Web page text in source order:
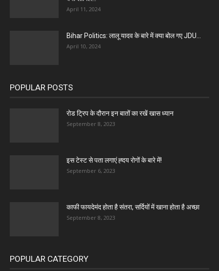
April 11, 2024
Bihar Politics: लालू यादव के बारे में क्या बोल गए JDU...
April 10, 2024
POPULAR POSTS
रोड ट्रिप के दौरान इन बातों का रखें खास ध्यान
September 8, 2023
इस टेस्ट से पता लगाएं ह्दय रोगों के बारे में!
September 6, 2023
काफी फायदेमंद होता है संतरा, सर्दियों में खाना होता है अच्छा
September 8, 2023
POPULAR CATEGORY